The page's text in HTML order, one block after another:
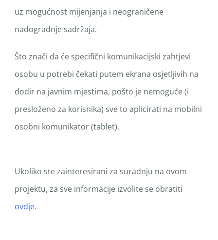
uz mogućnost mijenjanja i neograničene
nadogradnje sadržaja.
Što znači da će specifični komunikacijski zahtjevi
osobu u potrebi čekati putem ekrana osjetljivih na
dodir na javnim mjestima, pošto je nemoguće (i
presloženo za korisnika) sve to aplicirati na mobilni
osobni komunikator (tablet).
Ukoliko ste zainteresirani za suradnju na ovom
projektu, za sve informacije izvolite se obratiti
ovdje.